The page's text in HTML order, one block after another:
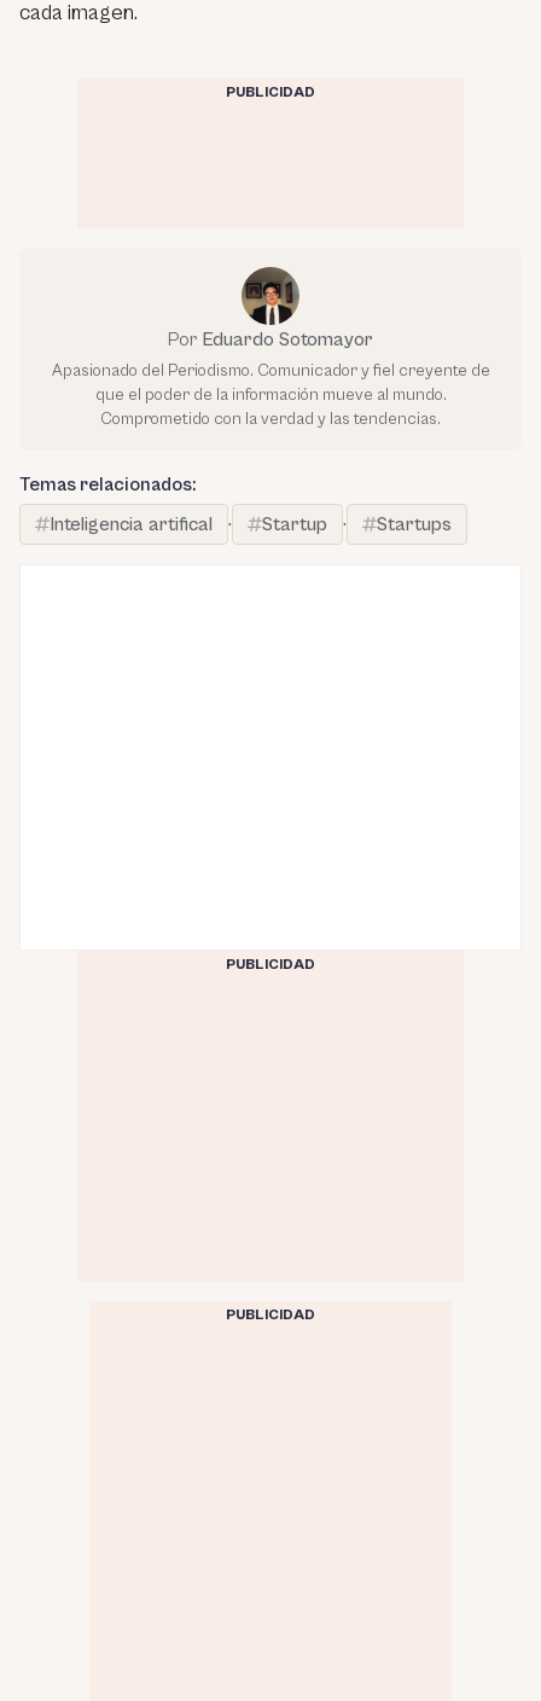
cada imagen.
PUBLICIDAD
Por Eduardo Sotomayor
Apasionado del Periodismo. Comunicador y fiel creyente de
que el poder de la información mueve al mundo.
Comprometido con la verdad y las tendencias.
Temas relacionados:
Inteligencia artifical
· Startup · Startups
PUBLICIDAD
PUBLICIDAD